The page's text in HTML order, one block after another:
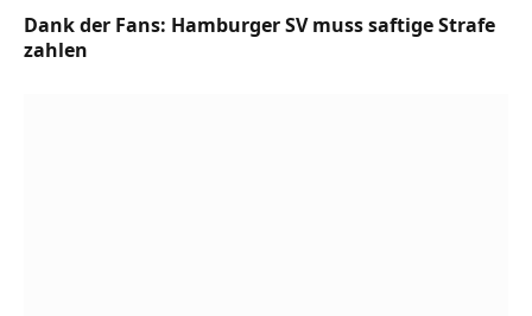
Dank der Fans: Hamburger SV muss saftige Strafe
zahlen